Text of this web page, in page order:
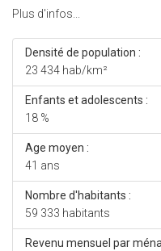
Plus d'infos...
Densité de population :
23 434 hab/km²
Enfants et adolescents :
18 %
Age moyen :
41 ans
Nombre d'habitants :
59 333 habitants
Revenu mensuel par